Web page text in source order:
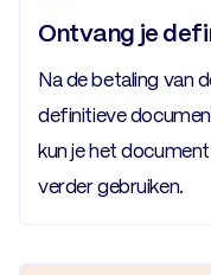
Ontvang je
Na de betaling van
definitieve
kun je het
verder gebruiken.